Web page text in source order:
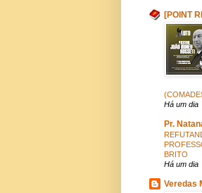
[POINT
Há um dia
Pr.
BRITO
Há um dia
Veredas